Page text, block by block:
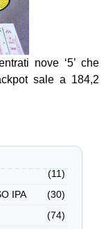
nove ‘5’ che
sale a 184,2
(11)
IPA
(30)
(74)